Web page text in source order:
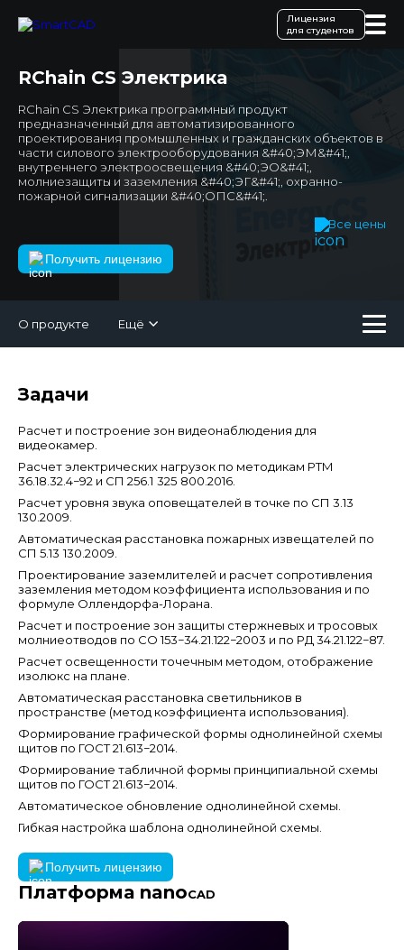
Лицензия
для студентов
RChain CS Электрика
RChain CS Электрика программный продукт
предназначенный для автоматизированного
проектирования промышленных и гражданских объектов в
части силового электрооборудования &#40;ЭМ&#41;,
внутреннего электроосвещения &#40;ЭО&#41;,
молниезащиты и заземления &#40;ЭГ&#41;, охранно-
пожарной сигнализации &#40;ОПС&#41;.
Все цены
Получить лицензию
О продукте Ещё
Задачи
Расчет и построение зон видеонаблюдения для
видеокамер.
Расчет электрических нагрузок по методикам РТМ
36.18.32.4−92 и СП 256.1 325 800.2016.
Расчет уровня звука оповещателей в точке по СП 3.13
130.2009.
Автоматическая расстановка пожарных извещателей по
СП 5.13 130.2009.
Проектирование заземлителей и расчет сопротивления
заземления методом коэффициента использования и по
формуле Оллендорфа-Лорана.
Расчет и построение зон защиты стержневых и тросовых
молниеотводов по СО 153−34.21.122−2003 и по РД 34.21.122−87.
Расчет освещенности точечным методом, отображение
изолюкс на плане.
Автоматическая расстановка светильников в
пространстве (метод коэффициента использования).
Формирование графической формы однолинейной схемы
щитов по ГОСТ 21.613−2014.
Формирование табличной формы принципиальной схемы
щитов по ГОСТ 21.613−2014.
Автоматическое обновление однолинейной схемы.
Гибкая настройка шаблона однолинейной схемы.
Получить лицензию
Платформа nanoCAD